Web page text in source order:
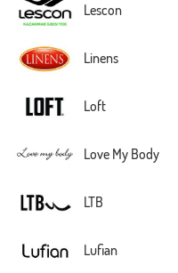
Lescon
Linens
Loft
Love My Body
LTB
Lufian